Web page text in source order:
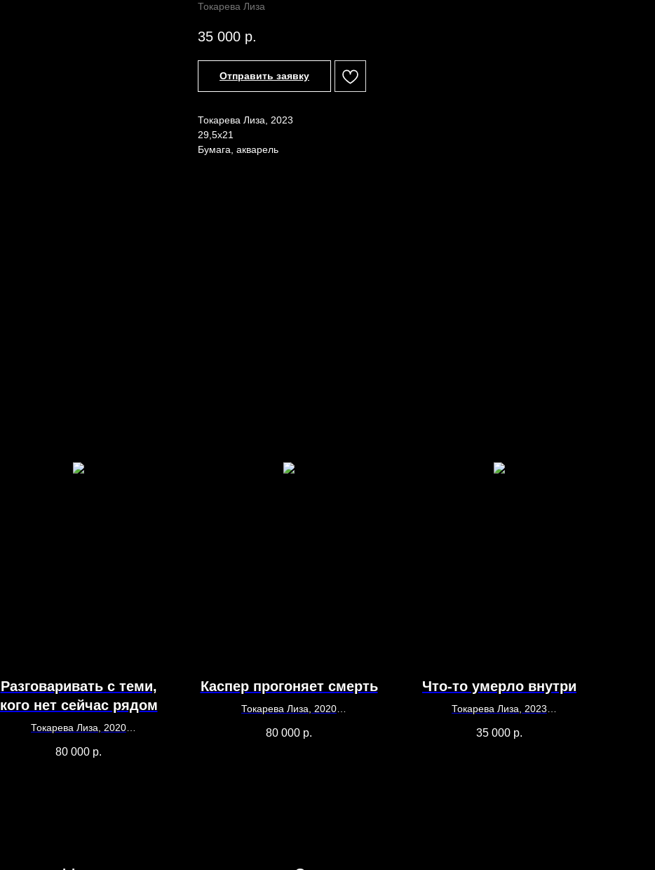
Токарева Лиза
35 000 р.
Отправить заявку
Токарева Лиза, 2023
29,5х21
Бумага, акварель
Разговаривать с теми,
кого нет сейчас рядом
Токарева Лиза, 2020
Холст, масло
80 000 р.
Каспер прогоняет смерть
Токарева Лиза, 2020
Холст, масло
80 000 р.
Что-то умерло внутри
Токарева Лиза, 2023
Бумага, акварель
35 000 р.